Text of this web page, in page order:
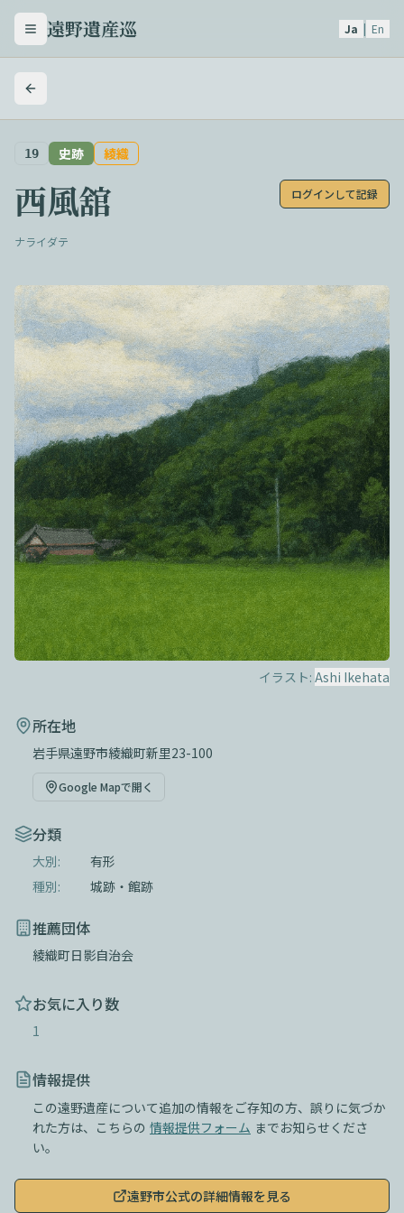
メニューを開く
遠野遺産巡 Ja | En
19 史跡 綾織
西風舘 ログインして記録
ナライダテ
イラスト: Ashi Ikehata
所在地
岩手県遠野市綾織町新里23-100
Google Mapで開く
分類
大別:
有形
種別:
城跡・館跡
推薦団体
綾織町日影自治会
お気に入り数
1
情報提供
この遠野遺産について追加の情報をご存知の方、誤りに気づか
れた方は、こちらの 情報提供フォーム までお知らせくださ
い。
遠野市公式の詳細情報を見る